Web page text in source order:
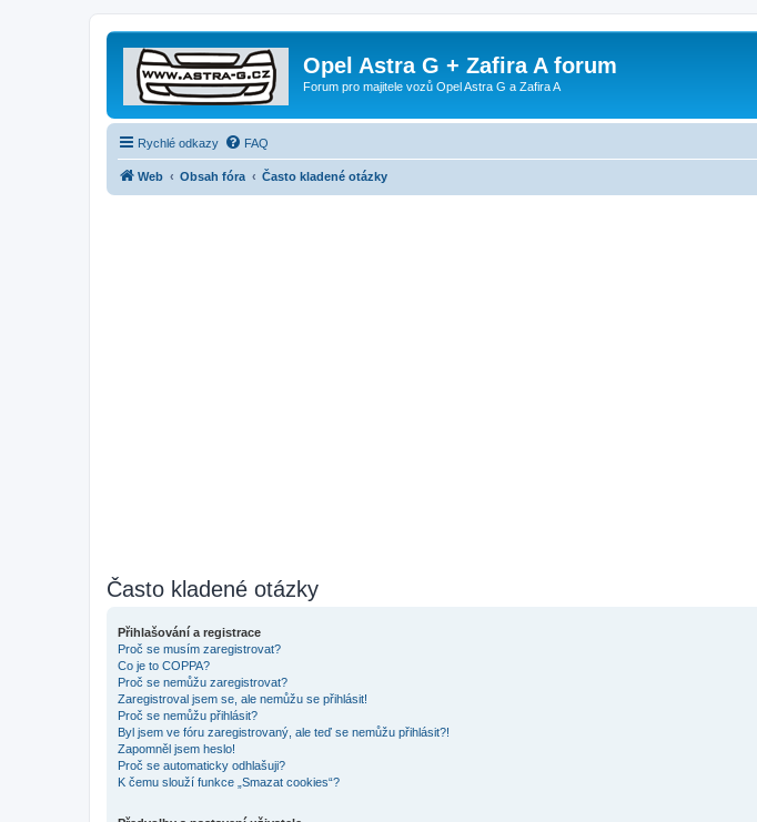
Opel Astra G + Zafira A forum
Forum pro majitele vozů Opel Astra G a Zafira A
Rychlé odkazy FAQ
Web Obsah fóra Často kladené otázky
Často kladené otázky
Přihlašování a registrace
Proč se musím zaregistrovat?
Co je to COPPA?
Proč se nemůžu zaregistrovat?
Zaregistroval jsem se, ale nemůžu se přihlásit!
Proč se nemůžu přihlásit?
Byl jsem ve fóru zaregistrovaný, ale teď se nemůžu přihlásit?!
Zapomněl jsem heslo!
Proč se automaticky odhlašuji?
K čemu slouží funkce „Smazat cookies“?